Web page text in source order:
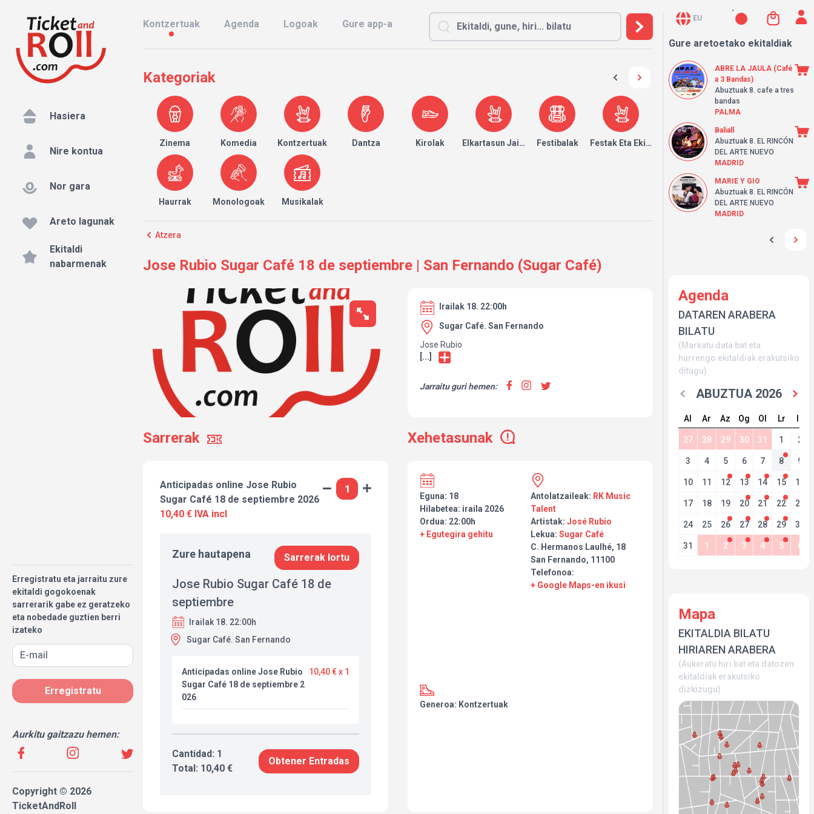
Hasiera
Nire kontua
Nor gara
Areto lagunak
Ekitaldi
nabarmenak
Erregistratu eta jarraitu zure
ekitaldi gogokoenak
sarrerarik gabe ez geratzeko
eta nobedade guztien berri
izateko
Erregistratu
Aurkitu gaitzazu hemen:
Copyright © 2026
TicketAndRoll
Kontzertuak Agenda Logoak Gure app-a
Kategoriak
Zinema Komedia Kontzertuak Dantza Kirolak Elkartasun JaialdiakFestibalak Festak Eta Ekitaldiak
Haurrak Monologoak Musikalak
Atzera
Jose Rubio Sugar Café 18 de septiembre | San Fernando (Sugar Café)
Irailak 18. 22:00h
Sugar Café. San Fernando
Jose Rubio
[...]
Jarraitu guri hemen:
Sarrerak Xehetasunak
Anticipadas online Jose Rubio
Sugar Café 18 de septiembre 2026
10,40 € IVA incl
Zure hautapena Sarrerak lortu
Jose Rubio Sugar Café 18 de
septiembre
Irailak 18. 22:00h
Sugar Café. San Fernando
Anticipadas online Jose Rubio
Sugar Café 18 de septiembre 2
026
10,40 € x 1
Cantidad: 1
Total: 10,40 €
Obtener Entradas
Eguna: 18
Hilabetea: iraila 2026
Ordua: 22:00h
+ Egutegira gehitu
Antolatzaileak: RK Music
Talent
Artistak: José Rubio
Lekua: Sugar Café
C. Hermanos Laulhé, 18
San Fernando, 11100
Telefonoa:
+ Google Maps-en ikusi
Generoa: Kontzertuak
EU
Gure aretoetako ekitaldiak
ABRE LA JAULA (Café
a 3 Bandas)
Abuztuak 8. cafe a tres
bandas
PALMA
Baliall
Abuztuak 8. EL RINCÓN
DEL ARTE NUEVO
MADRID
MARIE Y GIO
Abuztuak 8. EL RINCÓN
DEL ARTE NUEVO
MADRID
Agenda
DATAREN ARABERA
BILATU
(Markatu data bat eta
hurrengo ekitaldiak erakutsiko
ditugu)
ABUZTUA 2026
Al Ar Az Og Ol Lr Ig
27 28 29 30 31 1 2
3 4 5 6 7 8 9
10 11 12 13 14 15 16
17 18 19 20 21 22 23
24 25 26 27 28 29 30
31 1 2 3 4 5 6
Mapa
EKITALDIA BILATU
HIRIAREN ARABERA
(Aukeratu hiri bat eta datozen
ekitaldiak erakutsiko
dizkizugu)